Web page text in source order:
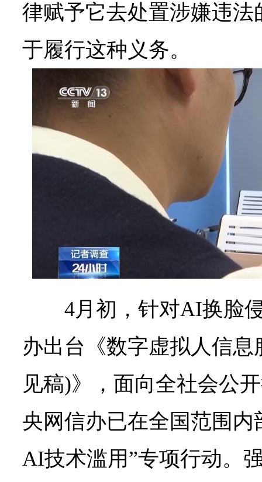
律赋予它去处置涉嫌违
于履行这种义务。
4月初，针对AI换脸
办出台《数字虚拟人信
见稿)》，面向全社会公
央网信办已在全国范围内
AI技术滥用”专项行动。